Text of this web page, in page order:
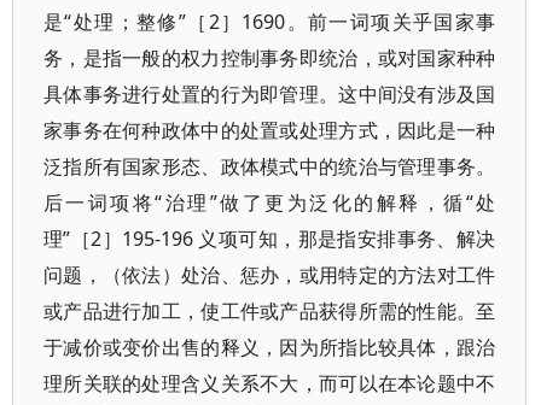
是“处理；整修”［2］1690。前一词项关乎国家事
务，是指一般的权力控制事务即统治，或对国家种种
具体事务进行处置的行为即管理。这中间没有涉及国
家事务在何种政体中的处置或处理方式，因此是一种
泛指所有国家形态、政体模式中的统治与管理事务。
后一词项将“治理”做了更为泛化的解释，循“处
理”［2］195-196 义项可知，那是指安排事务、解决
问题，（依法）处治、惩办，或用特定的方法对工件
或产品进行加工，使工件或产品获得所需的性能。至
于减价或变价出售的释义，因为所指比较具体，跟治
理所关联的处理含义关系不大，而可以在本论题中不